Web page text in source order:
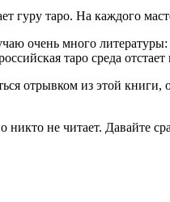
таро. На каждого
очень много
йская таро среда
из этой книги,
не читает. Давайте